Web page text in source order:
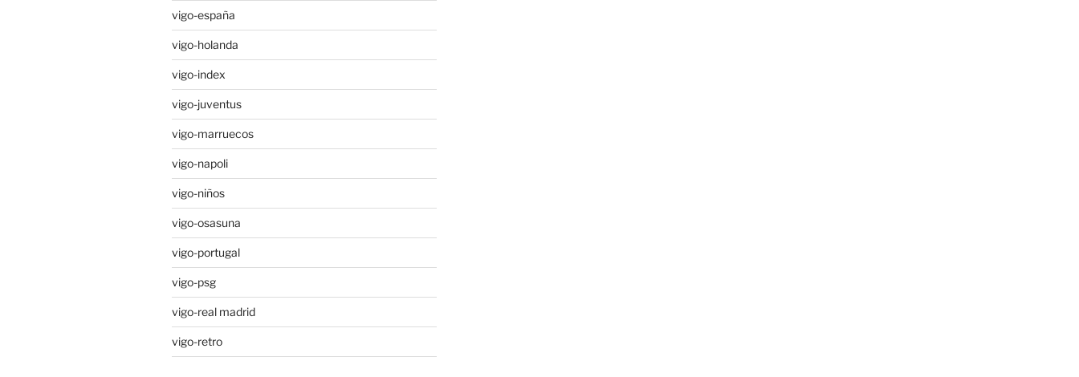
vigo-españa
vigo-holanda
vigo-index
vigo-juventus
vigo-marruecos
vigo-napoli
vigo-niños
vigo-osasuna
vigo-portugal
vigo-psg
vigo-real madrid
vigo-retro